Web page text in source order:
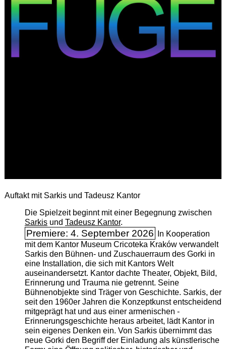
Auftakt mit Sarkis und Tadeusz Kantor
Die Spielzeit beginnt mit einer Begegnung zwischen
Sarkisund Tadeusz Kantor.
Premiere: 4. September 2026
In Kooperation
mit dem Kantor Museum Cricoteka Kraków verwandelt
Sarkis den Bühnen- und Zuschauerraum des Gorki in
eine Installation, die sich mit Kantors Welt
auseinandersetzt. Kantor dachte Theater, Objekt, Bild,
Erinnerung und Trauma nie getrennt. Seine
Bühnenobjekte sind Träger von Geschichte. Sarkis, der
seit den 1960er Jahren die Konzeptkunst entscheidend
mitgeprägt hat und aus einer armenischen ­
Erinnerungsgeschichte heraus arbeitet, lädt Kantor in
sein eigenes Denken ein. Von Sarkis übernimmt das
neue Gorki den Begriff der Einladung als künstlerische